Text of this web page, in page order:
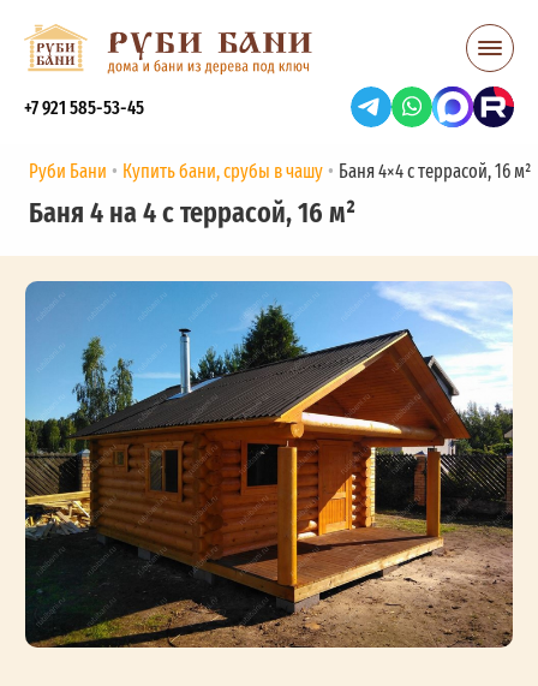
+7 921 585-53-45
Руби Бани Купить бани, срубы в чашу Баня 4×4 с террасой, 16 м²
Баня 4 на 4 с террасой, 16 м²